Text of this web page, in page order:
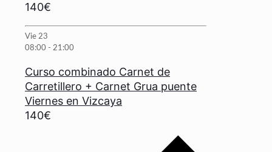
140€
Vie 23
08:00 - 21:00
Curso combinado Carnet de
Carretillero + Carnet Grua puente
Viernes en Vizcaya
140€